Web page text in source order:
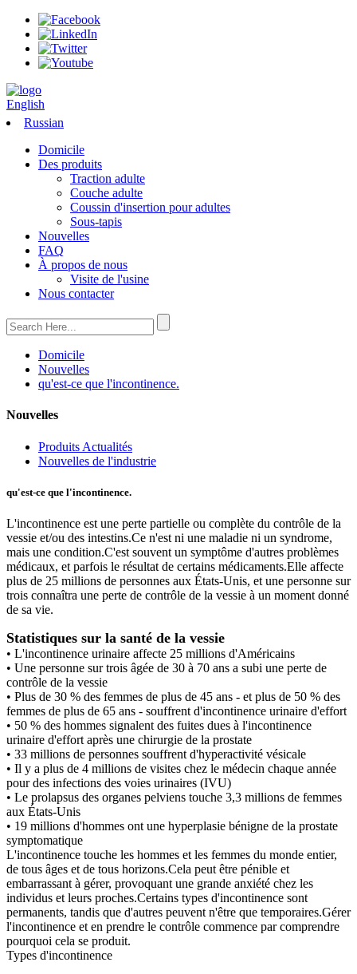
English
Russian
Domicile
Des produits
Traction adulte
Couche adulte
Coussin d'insertion pour adultes
Sous-tapis
Nouvelles
FAQ
À propos de nous
Visite de l'usine
Nous contacter
Domicile
Nouvelles
qu'est-ce que l'incontinence.
Nouvelles
Produits Actualités
Nouvelles de l'industrie
qu'est-ce que l'incontinence.
L'incontinence est une perte partielle ou complète du contrôle de la
vessie et/ou des intestins.Ce n'est ni une maladie ni un syndrome,
mais une condition.C'est souvent un symptôme d'autres problèmes
médicaux, et parfois le résultat de certains médicaments.Elle affecte
plus de 25 millions de personnes aux États-Unis, et une personne sur
trois connaîtra une perte de contrôle de la vessie à un moment donné
de sa vie.
Statistiques sur la santé de la vessie
• L'incontinence urinaire affecte 25 millions d'Américains
• Une personne sur trois âgée de 30 à 70 ans a subi une perte de
contrôle de la vessie
• Plus de 30 % des femmes de plus de 45 ans - et plus de 50 % des
femmes de plus de 65 ans - souffrent d'incontinence urinaire d'effort
• 50 % des hommes signalent des fuites dues à l'incontinence
urinaire d'effort après une chirurgie de la prostate
• 33 millions de personnes souffrent d'hyperactivité vésicale
• Il y a plus de 4 millions de visites chez le médecin chaque année
pour des infections des voies urinaires (IVU)
• Le prolapsus des organes pelviens touche 3,3 millions de femmes
aux États-Unis
• 19 millions d'hommes ont une hyperplasie bénigne de la prostate
symptomatique
L'incontinence touche les hommes et les femmes du monde entier,
de tous âges et de tous horizons.Cela peut être pénible et
embarrassant à gérer, provoquant une grande anxiété chez les
individus et leurs proches.Certains types d'incontinence sont
permanents, tandis que d'autres peuvent n'être que temporaires.Gérer
l'incontinence et en prendre le contrôle commence par comprendre
pourquoi cela se produit.
Types d'incontinence